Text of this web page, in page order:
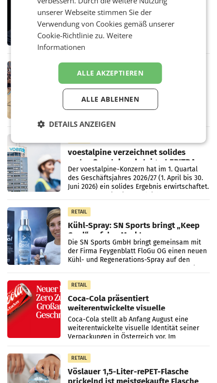
Stiftungsrat Lederer wehrt sich in
den SN gegen Vorwürfe
Mehrere Themen beschäftigen derzeit den
ORF. Am Dienstag soll im Stiftungsrat über
die vom neuen ORF-Chef Clemens Pig
vorgeschlagenen Besetzungen für die
Bipa unterstützt Bewegte Kids
Sommercamps im Osten Österreichs
Bereits zum zweiten Mal begleitet Bipa das
polysportive Sommersportcamp „Bewegte
Monaten Juli und August versorgt das
voestalpine verzeichnet solides
erstes Quartal und steigert EBITDA
Der voestalpine-Konzern hat im 1. Quartal
des Geschäftsjahres 2026/27 (1. April bis 30.
Juni 2026) ein solides Ergebnis erwirtschaftet.
RETAIL
Kühl-Spray: SN Sports bringt „Keep
Cool“ auf den Markt
Die SN Sports GmbH bringt gemeinsam mit
der Firma Feygenblatt FloGu OG einen neuen
Kühl- und Regenerations-Spray auf den
RETAIL
Coca-Cola präsentiert
weiterentwickelte visuelle
Markenidentität
Coca-Cola stellt ab Anfang August eine
weiterentwickelte visuelle Identität seiner
Verpackungen in Österreich vor. Im
Mittelpunkt des Redesigns stehen zentrale
Gestaltungselemente
RETAIL
Vöslauer 1,5-Liter-rePET-Flasche
prickelnd ist meistgekaufte Flasche
unserer Webseite stimmen Sie der
Verwendung von Cookies gemäß unserer
Cookie-Richtlinie zu.Weitere
Informationen
ALLE AKZEPTIEREN
ALLE ABLEHNEN
DETAILS ANZEIGEN